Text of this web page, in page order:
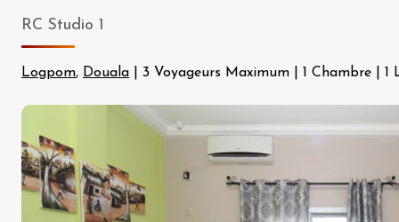
RC Studio 1
Logpom, Douala 3 Voyageurs Maximum 1 Chambre 1